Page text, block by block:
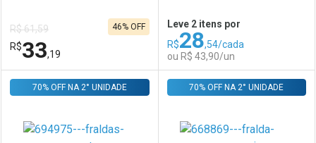
Comprar sem Desconto
Por R$ 114,90/cada
Comprar sem Desconto
Por R$ 114,90/cada
Comprar sem Desconto
Por R$ 114,90/cada
Comprar sem Desconto
Por R$ 114,90/cada
R$ 61,59
R$33,19
46% OFF
FECHAR
Laboratório
FECHAR
Por Menos
Leve 2 itens por
R$28,54/cada
ou R$ 43,90/un
Laboratório
Por Menos
70% OFF NA 2° UNIDADE 70% OFF NA 2° UNIDADE